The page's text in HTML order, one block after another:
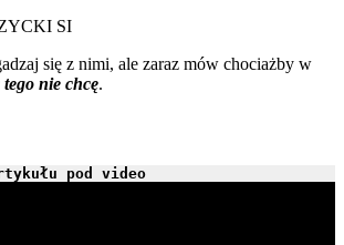
SI
się z nimi, ale zaraz mów chociażby w
nie chcę.
pod video